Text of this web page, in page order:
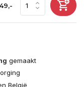
gemaakt
België